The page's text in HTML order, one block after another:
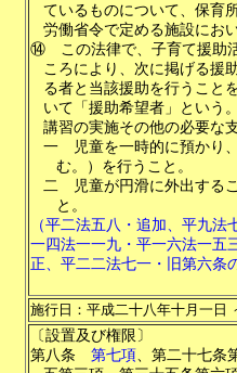
ているものについて、保育
労働省令で定める施設にお
⑭
この法律で、子育て援助
ころにより、次に掲げる援
る者と当該援助を行うこと
いて「援助希望者」という
講習の実施その他の必要な
一
児童を一時的に預かり
む。）を行うこと。
二
児童が円滑に外出する
と。
（平二法五八・追加、平九
一四法一一九・平一六法一五
正、平二二法七一・旧第六条
施行日：平成二十八年十月一日
〔設置及び権限〕
第八条
第七項、第二十七条